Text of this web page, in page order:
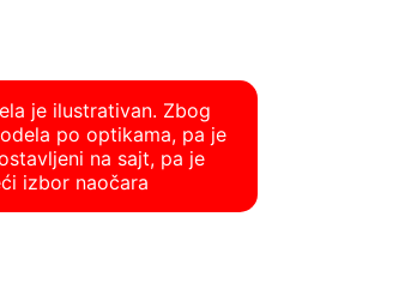
je ilustrativan. Zbog
po optikama, pa je
na sajt, pa je
izbor naočara